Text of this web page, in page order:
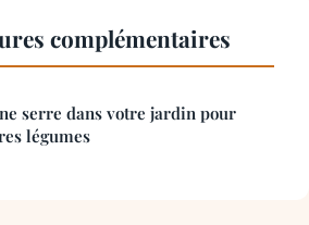
complémentaires
serre dans votre jardin pour
légumes